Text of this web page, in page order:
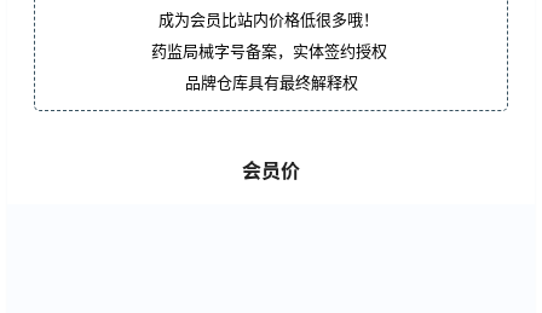
成为会员比站内价格低很多哦！
药监局械字号备案，实体签约授权
品牌仓库具有最终解释权
会员价